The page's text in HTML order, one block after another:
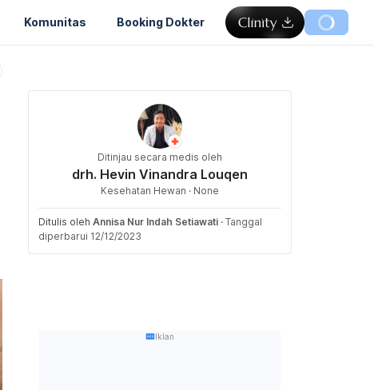
Komunitas Booking Dokter
Ditinjau secara medis oleh
drh. Hevin Vinandra Louqen
Kesehatan Hewan · None
Ditulis oleh Annisa Nur Indah Setiawati · Tanggal
diperbarui 12/12/2023
Iklan